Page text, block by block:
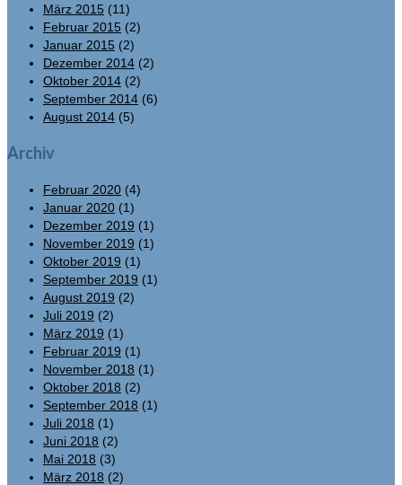
März 2015 (11)
Februar 2015 (2)
Januar 2015 (2)
Dezember 2014 (2)
Oktober 2014 (2)
September 2014 (6)
August 2014 (5)
Archiv
Februar 2020 (4)
Januar 2020 (1)
Dezember 2019 (1)
November 2019 (1)
Oktober 2019 (1)
September 2019 (1)
August 2019 (2)
Juli 2019 (2)
März 2019 (1)
Februar 2019 (1)
November 2018 (1)
Oktober 2018 (2)
September 2018 (1)
Juli 2018 (1)
Juni 2018 (2)
Mai 2018 (3)
März 2018 (2)